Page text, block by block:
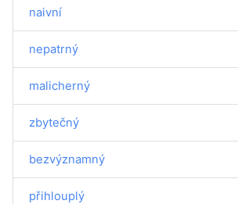
naivní
nepatrný
malicherný
zbytečný
bezvýznamný
přihlouplý